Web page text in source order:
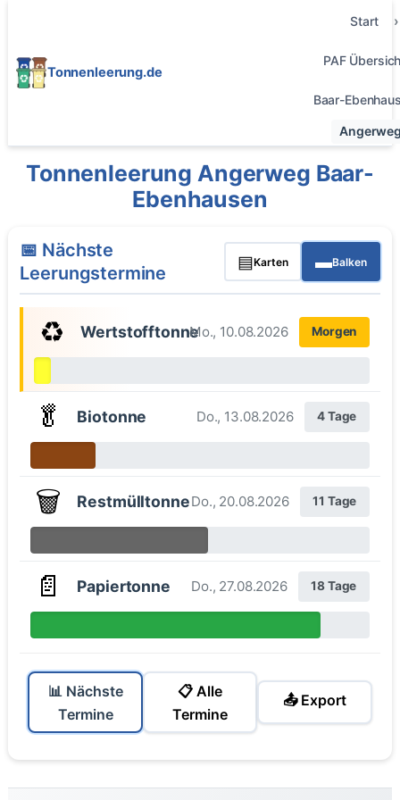
Tonnenleerung.de
Start
PAF
Baar-
Tonnenleerung Angerweg Baar-
Ebenhausen
📅 Nächste
Leerungstermine
▤Karten ▬Balken
♻️ WertstofftonneMo., 10.08.2026 Morgen
🥬 Biotonne Do., 13.08.2026 4 Tage
🗑️ RestmülltonneDo., 20.08.2026 11 Tage
📄 Papiertonne Do., 27.08.2026 18 Tage
📊 Nächste
Termine
📋 Alle
Termine
📤 Export